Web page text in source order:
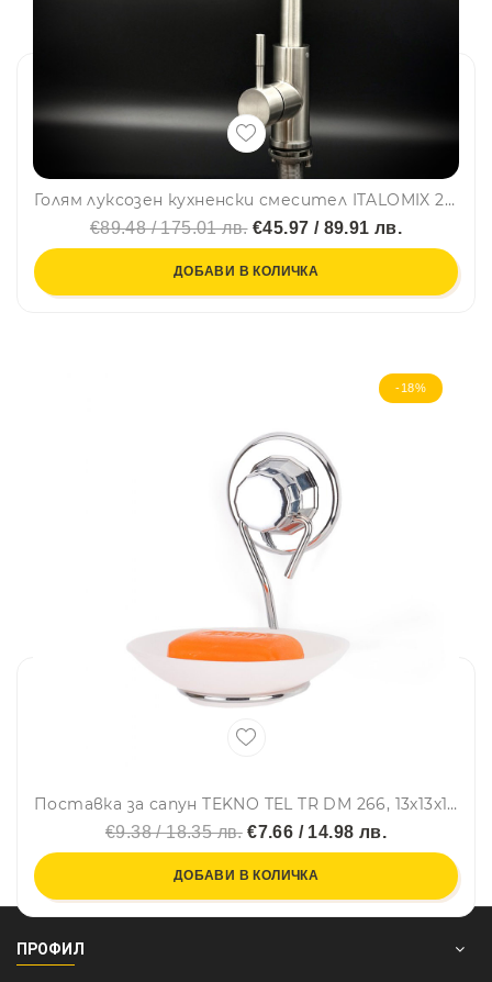
Голям луксозен кухненски смесител ITALOMIX 2045 с изтегляща се аераторна глава и тежест, ИНОКС
€89.48 / 175.01 лв.€45.97 / 89.91 лв.
ДОБАВИ В КОЛИЧКА
-18%
Поставка за сапун TEKNO TEL TR DM 266, 13х13х14 см, Вакуум, Хром
€9.38 / 18.35 лв.€7.66 / 14.98 лв.
ДОБАВИ В КОЛИЧКА
ПРОФИЛ